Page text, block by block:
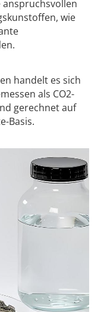
wie
handelt es sich
als CO2-
gerechnet auf
Basis.